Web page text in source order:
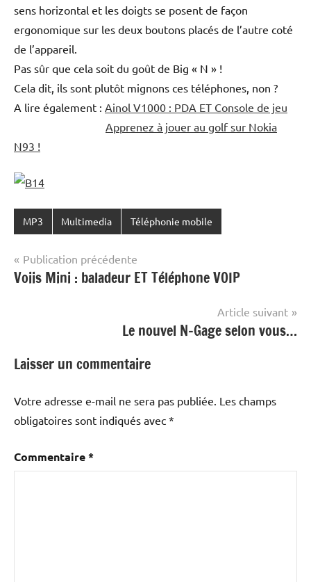
sens horizontal et les doigts se posent de façon
ergonomique sur les deux boutons placés de l’autre coté
de l’appareil.
Pas sûr que cela soit du goût de Big « N » !
Cela dit, ils sont plutôt mignons ces téléphones, non ?
A lire également : Ainol V1000 : PDA ET Console de jeu
Apprenez à jouer au golf sur Nokia
N93 !
MP3 Multimedia Téléphonie mobile
Navigation
de
Publication précédente
Voiis Mini : baladeur ET Téléphone VOIP
Article suivant
Le nouvel N-Gage selon vous…
Laisser un commentaire
Votre adresse e-mail ne sera pas publiée. Les champs
obligatoires sont indiqués avec *
Commentaire*